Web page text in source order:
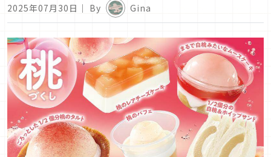
2025年07月30日 ｜ By Gina